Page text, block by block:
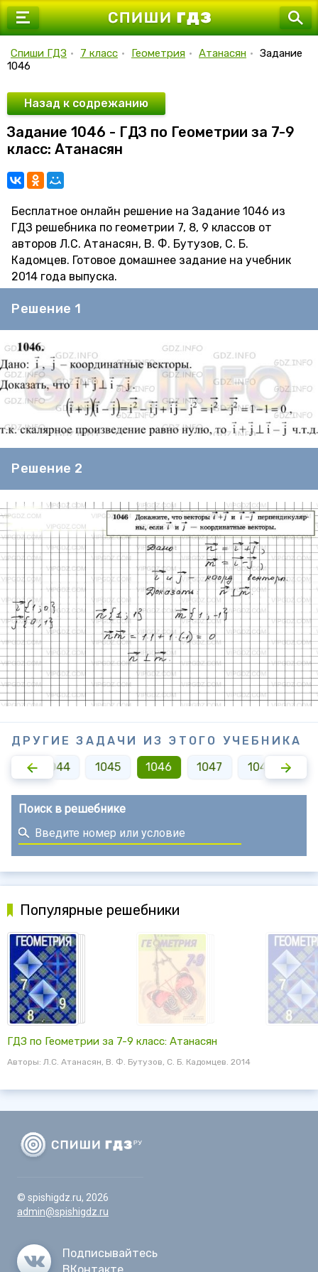
7 класс
9 класс
10 класс
11 класс
Спиши ГДЗ • 7 класс • Геометрия • Атанасян • Задание
1046
Назад к содрежанию
Задание 1046 - ГДЗ по Геометрии за 7-9
класс: Атанасян
Бесплатное онлайн решение на Задание 1046 из
ГДЗ решебника по геометрии 7, 8, 9 классов от
авторов Л.С. Атанасян, В. Ф. Бутузов, С. Б.
Кадомцев. Готовое домашнее задание на учебник
2014 года выпуска.
Решение 1
Решение 2
ДРУГИЕ ЗАДАЧИ ИЗ ЭТОГО УЧЕБНИКА
1044 1045 1046 1047 1048
Поиск в решебнике
Популярные решебники
ГДЗ по Геометрии за 7-9 класс: Атанасян
Авторы: Л.С. Атанасян, В. Ф. Бутузов, С. Б. Кадомцев. 2014
© spishigdz.ru, 2026
admin@spishigdz.ru
Подписывайтесь